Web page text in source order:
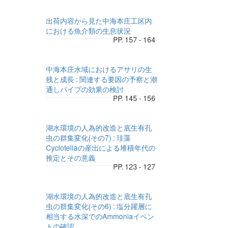
出荷内容から見た中海本庄工区内
における魚介類の生息状況
PP. 157 - 164
中海本庄水域におけるアサリの生
残と成長 : 関連する要因の予察と潮
通しパイプの効果の検討
PP. 145 - 156
湖水環境の人為的改造と底生有孔
虫の群集変化(その7) : 珪藻
Cyclotellaの産出による堆積年代の
推定とその意義
PP. 123 - 127
湖水環境の人為的改造と底生有孔
虫の群集変化(その6) : 塩分躍層に
相当する水深でのAmmoniaイベン
トの確認